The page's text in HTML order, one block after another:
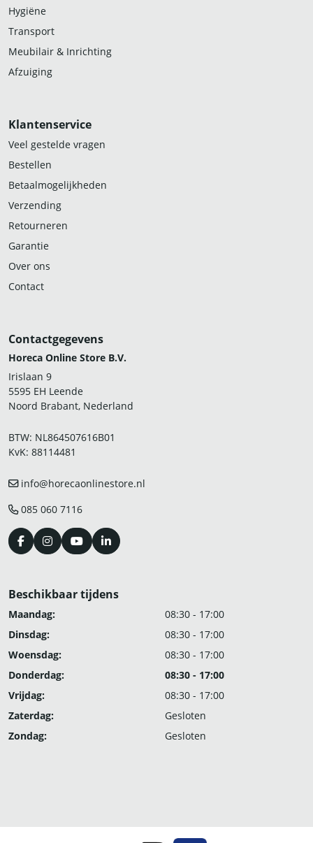
Hygiëne
Transport
Meubilair & Inrichting
Afzuiging
Klantenservice
Veel gestelde vragen
Bestellen
Betaalmogelijkheden
Verzending
Retourneren
Garantie
Over ons
Contact
Contactgegevens
Horeca Online Store B.V.
Irislaan 9
5595 EH Leende
Noord Brabant, Nederland
BTW: NL864507616B01
KvK: 88114481
info@horecaonlinestore.nl
085 060 7116
Beschikbaar tijdens
Maandag:
08:30 - 17:00
Dinsdag:
08:30 - 17:00
Woensdag:
08:30 - 17:00
Donderdag:
08:30 - 17:00
Vrijdag:
08:30 - 17:00
Zaterdag:
Gesloten
Zondag:
Gesloten